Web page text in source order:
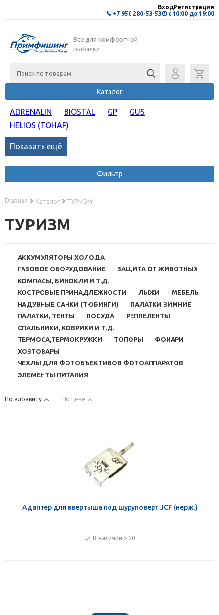
+7 950 280-53-53 с 10:00 до 19:00
ВходРегистрация
Всё для комфортной
рыбалки
Каталог
ADRENALIN BIOSTAL GP
GUS
HELIOS (ТОНАР)
Показать ещё
Фильтр
Главная Каталог ТУРИЗМ
ТУРИЗМ
АККУМУЛЯТОРЫ ХОЛОДА
ГАЗОВОЕ ОБОРУДОВАНИЕ
ЗАЩИТА ОТ ЖИВОТНЫХ
КОМПАСЫ, БИНОКЛИ И Т.Д.
КОСТРОВЫЕ ПРИНАДЛЕЖНОСТИ
ЛЫЖИ
МЕБЕЛЬ
НАДУВНЫЕ САНКИ (ТЮБИНГИ)
ПАЛАТКИ ЗИМНИЕ
ПАЛАТКИ, ТЕНТЫ
ПОСУДА
РЕППЕЛЕНТЫ
СПАЛЬНИКИ, КОВРИКИ И Т.Д.
ТЕРМОСА,ТЕРМОКРУЖКИ
ТОПОРЫ
ФОНАРИ
ХОЗТОВАРЫ
ЧЕХЛЫ ДЛЯ ФОТОБЪЕКТИВОВ ФОТОАППАРАТОВ
ЭЛЕМЕНТЫ ПИТАНИЯ
По алфавиту По цене
Адаптер для ввертыша под шуруповерт JCF (нерж.)
В наличии > 20